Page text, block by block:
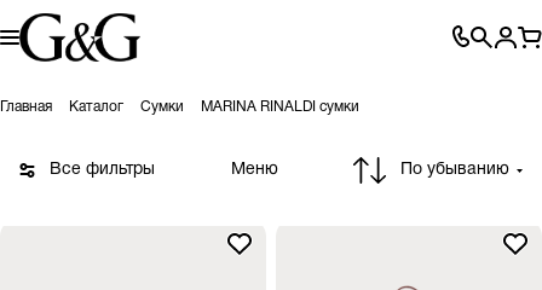
Главная Каталог Сумки MARINA RINALDI сумки
Все фильтры Меню По убыванию